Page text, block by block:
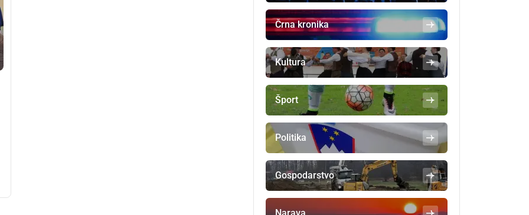
Črna kronika
Kultura
Šport
Politika
Gospodarstvo